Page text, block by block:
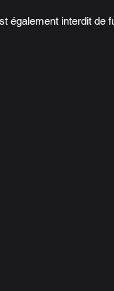
également interdit de